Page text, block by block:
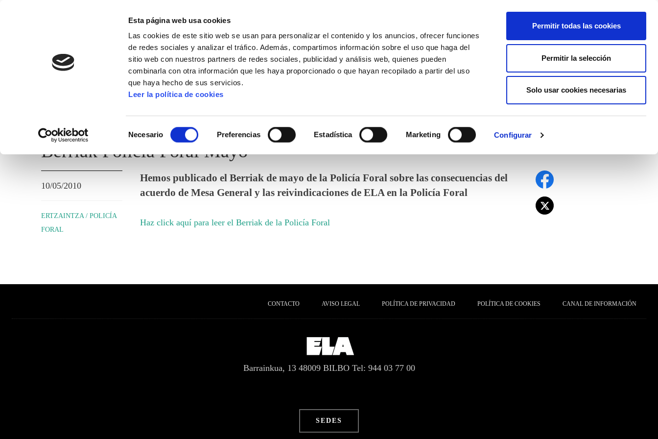
Esta página web usa cookies
Las cookies de este sitio web se usan para personalizar el contenido y los anuncios, ofrecer funciones
de redes sociales y analizar el tráfico. Además, compartimos información sobre el uso que haga del
sitio web con nuestros partners de redes sociales, publicidad y análisis web, quienes pueden
combinarla con otra información que les haya proporcionado o que hayan recopilado a partir del uso
que haya hecho de sus servicios.
Leer la política de cookies
Necesario Preferencias Estadística Marketing Configurar
Permitir todas las cookies
Permitir la selección
Solo usar cookies necesarias
AFÍLIATE
ERTZAINTZA / POLICÍA FORAL
Berriak Policía Foral Mayo
10/05/2010
ERTZAINTZA / POLICÍA
FORAL
Hemos publicado el Berriak de mayo de la Policía Foral sobre las consecuencias del
acuerdo de Mesa General y las reivindicaciones de ELA en la Policía Foral
Haz click aquí para leer el Berriak de la Policía Foral
CONTACTO AVISO LEGAL POLÍTICA DE PRIVACIDAD POLÍTICA DE COOKIES CANAL DE INFORMACIÓN
Barrainkua, 13 48009 BILBO Tel: 944 03 77 00
SEDES